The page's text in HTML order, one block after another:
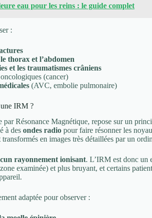
eau pour les reins : le guide complet
:
thorax et l’abdomen
et les traumatismes crâniens
(cancer)
(AVC, embolie pulmonaire)
IRM ?
par Résonance Magnétique, repose sur un
à des ondes radio pour faire résonner les
en images très détaillées par un
rayonnement ionisant. L’IRM est donc un
examinée) et plus bruyant, et certains
adaptée pour observer :